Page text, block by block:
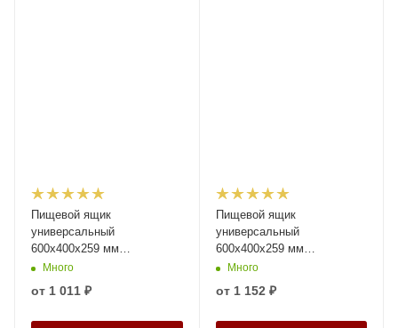
Пищевой ящик
универсальный
600х400х259 мм
прозрачный с
перфорированными
стенками и сплошным дном
Много
от 1 011 ₽
Пищевой ящик
универсальный
600х400х259 мм
прозрачный со сплошными
стенками и дном
Много
от 1 152 ₽